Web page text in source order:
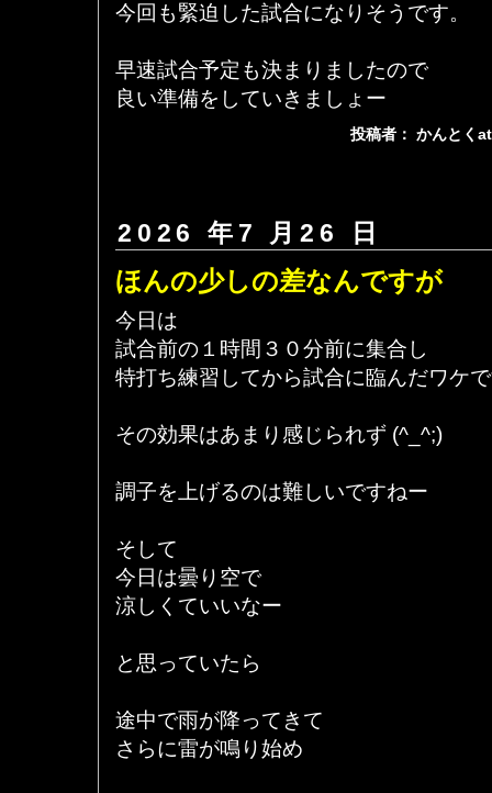
今回も緊迫した試合になりそうです。
早速試合予定も決まりましたので
良い準備をしていきましょー
投稿者： かんとく
2026 年7 月26 日
ほんの少しの差なんですが
今日は
試合前の１時間３０分前に集合し
特打ち練習してから試合に臨んだワケ
その効果はあまり感じられず (^_^;)
調子を上げるのは難しいですねー
そして
今日は曇り空で
涼しくていいなー
と思っていたら
途中で雨が降ってきて
さらに雷が鳴り始め